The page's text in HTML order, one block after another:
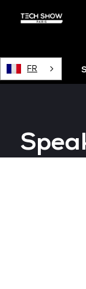
FR
Devops Live
Data & AI